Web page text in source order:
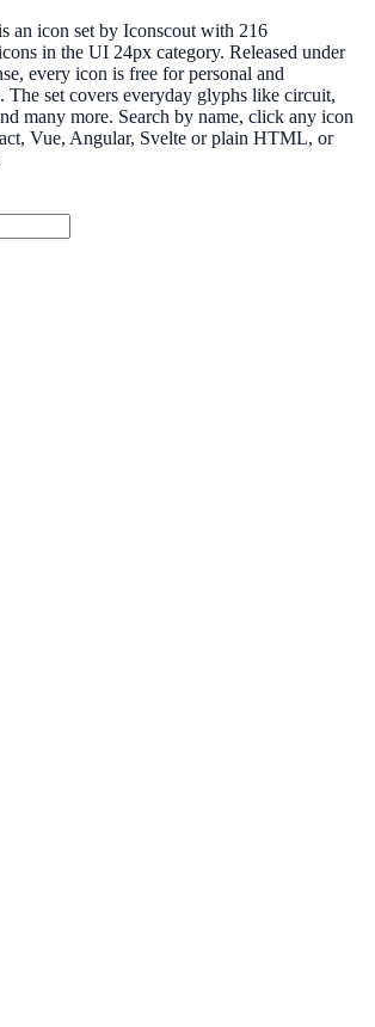
an icon set by Iconscout with 216
in the UI 24px category. Released under
every icon is free for personal and
The set covers everyday glyphs like circuit,
many more. Search by name, click any icon
Vue, Angular, Svelte or plain HTML, or